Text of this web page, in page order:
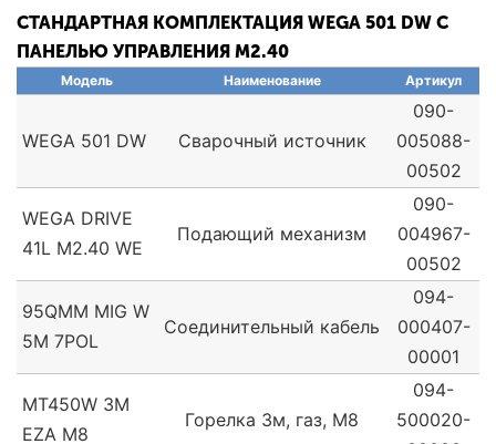
СТАНДАРТНАЯ КОМПЛЕКТАЦИЯ WEGA 501 DW С
ПАНЕЛЬЮ УПРАВЛЕНИЯ M2.40
Модель Наименование Артикул
WEGA 501 DW Сварочный источник
090-
005088-
00502
WEGA DRIVE
41L M2.40 WE
Подающий механизм
090-
004967-
00502
95QMM MIG W
5M 7POL
Соединительный кабель
094-
000407-
00001
MT450W 3M
EZA M8
Горелка 3м, газ, М8
094-
500020-